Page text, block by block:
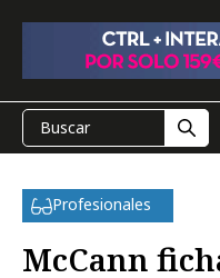
Profesionales
McCann